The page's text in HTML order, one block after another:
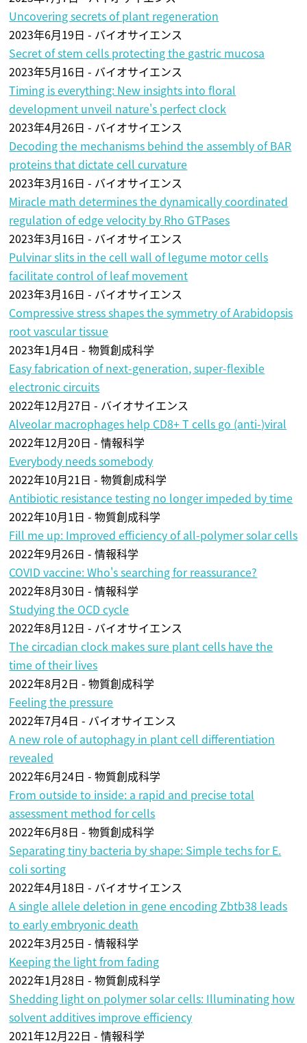
Uncovering secrets of plant regeneration
2023年6月19日 - バイオサイエンス
Secret of stem cells protecting the gastric mucosa
2023年5月16日 - バイオサイエンス
Timing is everything: New insights into floral
development unveil nature's perfect clock
2023年4月26日 - バイオサイエンス
Decoding the mechanisms behind the assembly of BAR
proteins that dictate cell curvature
2023年3月16日 - バイオサイエンス
Miracle math determines the dynamically coordinated
regulation of edge velocity by Rho GTPases
2023年3月16日 - バイオサイエンス
Pulvinar slits in the cell wall of legume motor cells
facilitate control of leaf movement
2023年3月16日 - バイオサイエンス
Compressive stress shapes the symmetry of Arabidopsis
root vascular tissue
2023年1月4日 - 物質創成科学
Easy fabrication of next-generation, super-flexible
electronic circuits
2022年12月27日 - バイオサイエンス
Alveolar macrophages help CD8+ T cells go (anti-)viral
2022年12月20日 - 情報科学
Everybody needs somebody
2022年10月21日 - 物質創成科学
Antibiotic resistance testing no longer impeded by time
2022年10月1日 - 物質創成科学
Fill me up: Improved efficiency of all-polymer solar cells
2022年9月26日 - 情報科学
COVID vaccine: Who's searching for reassurance?
2022年8月30日 - 情報科学
Studying the OCD cycle
2022年8月12日 - バイオサイエンス
The circadian clock makes sure plant cells have the
time of their lives
2022年8月2日 - 物質創成科学
Feeling the pressure
2022年7月4日 - バイオサイエンス
A new role of autophagy in plant cell differentiation
revealed
2022年6月24日 - 物質創成科学
From outside to inside: a rapid and precise total
assessment method for cells
2022年6月8日 - 物質創成科学
Separating tiny bacteria by shape: Simple techs for E.
coli sorting
2022年4月18日 - バイオサイエンス
A single allele deletion in gene encoding Zbtb38 leads
to early embryonic death
2022年3月25日 - 情報科学
Keeping the light from fading
2022年1月28日 - 物質創成科学
Shedding light on polymer solar cells: Illuminating how
solvent additives improve efficiency
2021年12月22日 - 情報科学